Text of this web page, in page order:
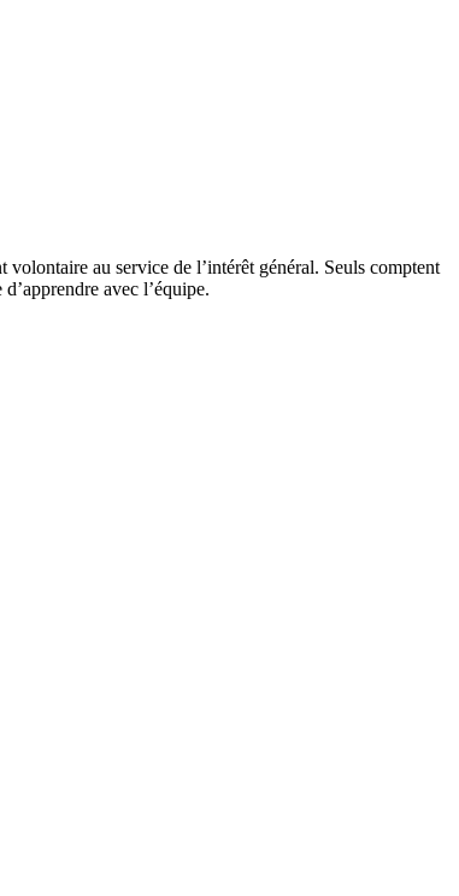
au service de l’intérêt général. Seuls comptent
avec l’équipe.